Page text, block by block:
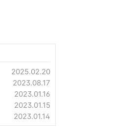
2025.02.20
2023.08.17
2023.01.16
2023.01.15
2023.01.14